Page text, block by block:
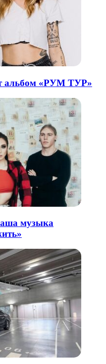
альбом «РУМ ТУР»
музыка